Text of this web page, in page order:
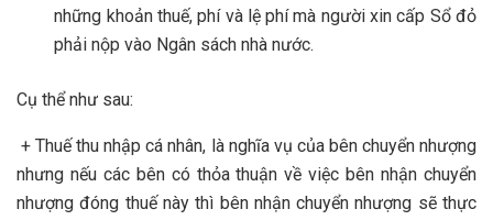
những khoản thuế, phí và lệ phí mà người xin cấp Sổ đỏ
phải nộp vào Ngân sách nhà nước.
Cụ thể như sau:
+ Thuế thu nhập cá nhân, là nghĩa vụ của bên chuyển nhượng
nhưng nếu các bên có thỏa thuận về việc bên nhận chuyển
nhượng đóng thuế này thì bên nhận chuyển nhượng sẽ thực